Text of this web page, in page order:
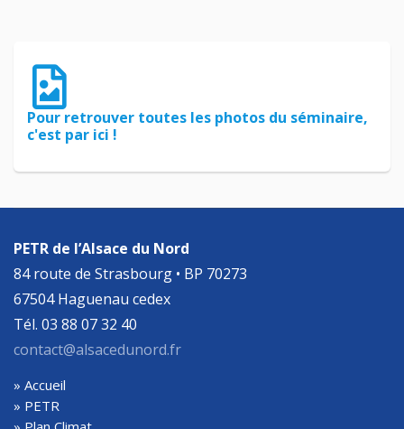
Pour retrouver toutes les photos du séminaire,
c'est par ici !
PETR de l’Alsace du Nord
84 route de Strasbourg • BP 70273
67504 Haguenau cedex
Tél. 03 88 07 32 40
contact@alsacedunord.fr
» Accueil
» PETR